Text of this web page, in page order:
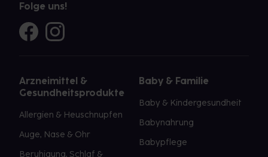
Folge uns!
Arzneimittel &
Gesundheitsprodukte
Allergien & Heuschnupfen
Auge, Nase & Ohr
Beruhigung, Schlaf &
Baby & Familie
Baby & Kindergesundheit
Babynahrung
Babypflege